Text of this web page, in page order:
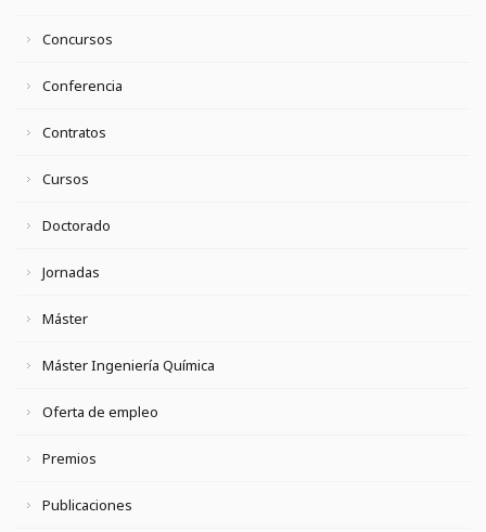
Concursos
Conferencia
Contratos
Cursos
Doctorado
Jornadas
Máster
Máster Ingeniería Química
Oferta de empleo
Premios
Publicaciones